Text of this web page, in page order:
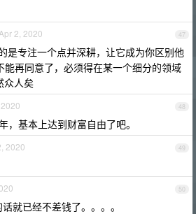
47
Apr 2, 2020
是专注一个点并深耕，让它成为你区别他
能再同意了，必须得在某一个细分的领域
众人矣
48
，基本上达到财富自由了吧。
49
2020
50
就已经不差钱了。。。。